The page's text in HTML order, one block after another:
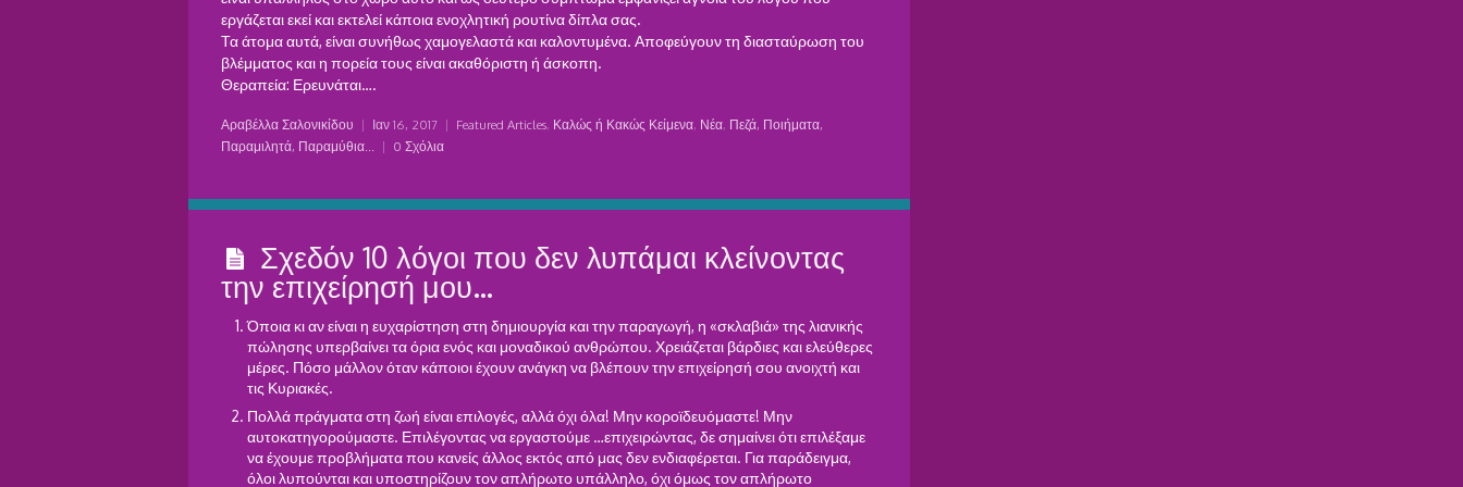
εργάζεται εκεί και εκτελεί κάποια ενοχλητική ρουτίνα δίπλα σας.
Τα άτομα αυτά, είναι συνήθως χαμογελαστά και καλοντυμένα. Αποφεύγουν τη διασταύρωση του
βλέμματος και η πορεία τους είναι ακαθόριστη ή άσκοπη.
Θεραπεία: Ερευνάται….
Αραβέλλα Σαλονικίδου | Ιαν 16, 2017 | Featured Articles, Καλώς ή Κακώς Κείμενα, Νέα, Πεζά, Ποιήματα,
Παραμιλητά, Παραμύθια...
| 0 Σχόλια
Σχεδόν 10 λόγοι που δεν λυπάμαι κλείνοντας
την επιχείρησή μου…
Όποια κι αν είναι η ευχαρίστηση στη δημιουργία και την παραγωγή, η «σκλαβιά» της λιανικής
πώλησης υπερβαίνει τα όρια ενός και μοναδικού ανθρώπου. Χρειάζεται βάρδιες και ελεύθερες
μέρες. Πόσο μάλλον όταν κάποιοι έχουν ανάγκη να βλέπουν την επιχείρησή σου ανοιχτή και
τις Κυριακές.
Πολλά πράγματα στη ζωή είναι επιλογές, αλλά όχι όλα! Μην κοροϊδευόμαστε! Μην
αυτοκατηγορούμαστε. Επιλέγοντας να εργαστούμε …επιχειρώντας, δε σημαίνει ότι επιλέξαμε
να έχουμε προβλήματα που κανείς άλλος εκτός από μας δεν ενδιαφέρεται. Για παράδειγμα,
όλοι λυπούνται και υποστηρίζουν τον απλήρωτο υπάλληλο, όχι όμως τον απλήρωτο